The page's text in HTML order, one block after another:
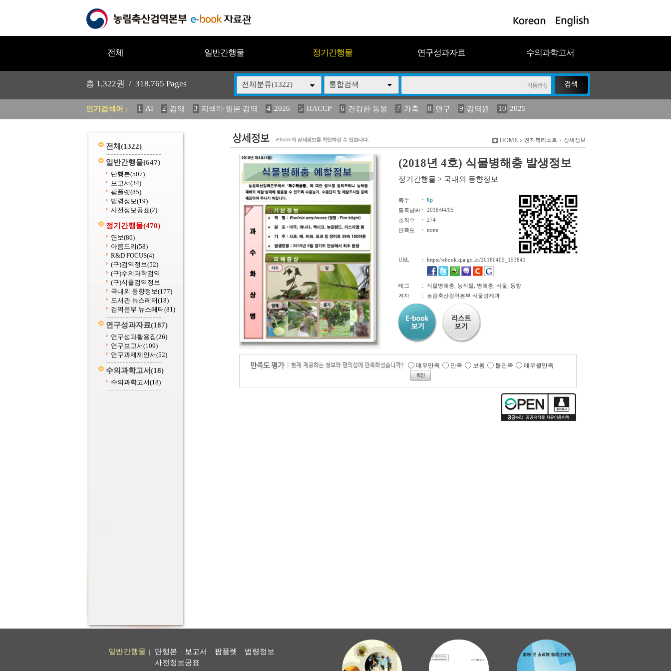
전체 일반간행물 정기간행물 연구성과자료 수의과학고서
총 1,322권 / 318,765 Pages 전체분류(1322) 통합검색
인기검색어 : 1 AI 2 검역 3 지색마 일본 검역 4 2026 5 HACCP 6 건강한 동물 7 가축 8 연구 9 검역원 10 2025
(2013년도) 식물
전체 (1322)
일반간행물(647)
단행본(507)
보고서(34)
팜플렛(85)
법령정보(19)
사전정보공표(2)
정기간행물(470)
연보(80)
아름드리(58)
R&D FOCUS(4)
(구)검역정보(52)
(구)수의과학검역
(구)식물검역정보
국내외 동향정보(177)
도서관 뉴스레터(18)
검역본부 뉴스레터(81)
연구성과자료(187)
연구성과활용집(26)
연구보고서(109)
연구과제제안서(52)
수의과학고서(18)
수의과학고서(18)
HOME 전자북리스트 상세정보
(2018년 4호) 식물병해충 발생정보
정기간행물 > 국내외 동향정보
쪽수 :
0p
등록날짜 :
2018/04/05
조회수
:
274
만족도
: none
URL : https://ebook.qia.go.kr/20180405_153841
태그 :
식물병해충, 농작물, 병해충, 식물, 동향
저자
: 농림축산검역본부 식물방제과
매우만족 만족 보통 불만족 매우불만족
일반간행물 단행본 보고서 팜플렛
법령정보
사전정보공표